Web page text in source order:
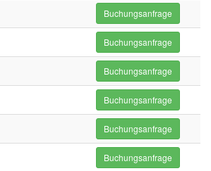
Buchungsanfrage
Buchungsanfrage
Buchungsanfrage
Buchungsanfrage
Buchungsanfrage
Buchungsanfrage